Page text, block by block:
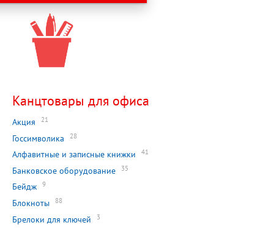
Канцтовары для офиса
Акция 21
Госсимволика 28
Алфавитные и записные книжки 41
Банковское оборудование 35
Бейдж 9
Блокноты 88
Брелоки для ключей 3